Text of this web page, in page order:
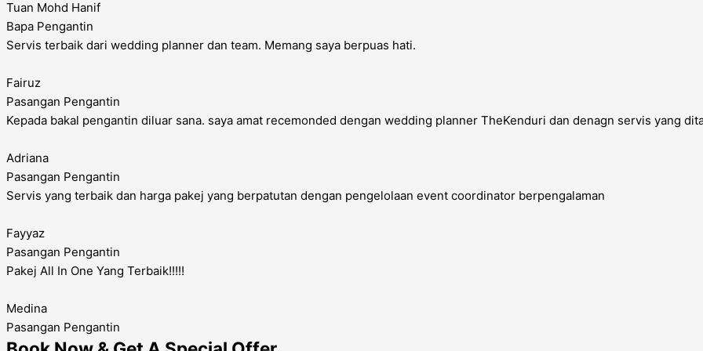
Tuan Mohd Hanif
Bapa Pengantin
Servis terbaik dari wedding planner dan team. Memang saya berpuas hati.
Fairuz
Pasangan Pengantin
Kepada bakal pengantin diluar sana. saya amat recemonded dengan wedding planner TheKenduri dan denagn servis yang
Adriana
Pasangan Pengantin
Servis yang terbaik dan harga pakej yang berpatutan dengan pengelolaan event coordinator berpengalaman
Fayyaz
Pasangan Pengantin
Pakej All In One Yang Terbaik!!!!!
Medina
Pasangan Pengantin